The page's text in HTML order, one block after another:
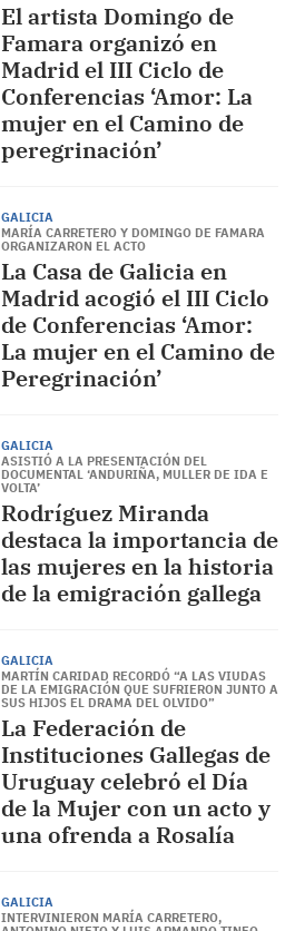
El artista Domingo de
Famara organizó en
Madrid el III Ciclo de
Conferencias ‘Amor: La
mujer en el Camino de
peregrinación’
GALICIA
MARÍA CARRETERO Y DOMINGO DE FAMARA
ORGANIZARON EL ACTO
La Casa de Galicia en
Madrid acogió el III Ciclo
de Conferencias ‘Amor:
La mujer en el Camino de
Peregrinación’
GALICIA
ASISTIÓ A LA PRESENTACIÓN DEL
DOCUMENTAL ‘ANDURIÑA, MULLER DE IDA E
VOLTA’
Rodríguez Miranda
destaca la importancia de
las mujeres en la historia
de la emigración gallega
GALICIA
MARTÍN CARIDAD RECORDÓ “A LAS VIUDAS
DE LA EMIGRACIÓN QUE SUFRIERON JUNTO A
SUS HIJOS EL DRAMA DEL OLVIDO”
La Federación de
Instituciones Gallegas de
Uruguay celebró el Día
de la Mujer con un acto y
una ofrenda a Rosalía
GALICIA
INTERVINIERON MARÍA CARRETERO,